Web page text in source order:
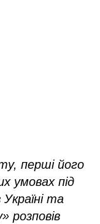
перші його
умовах під
та
розповів